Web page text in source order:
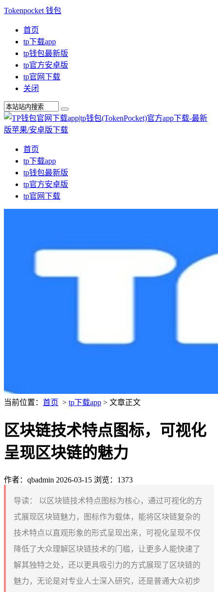
Tokenpocket 钱包
首页
tp下载app
tp钱包最新版
tp官方安卓版
tp官网下载
关闭
首页
tp下载app
tp钱包最新版
tp官方安卓版
tp官网下载
当前位置： 首页 > tp下载app > 文章正文
区块链技术特点图标，可视化
呈现区块链的魅力
作者：qbadmin 2026-03-15 浏览：1373
导读：
以区块链技术特点图标为核心，通过可视化的方
式展现区块链魅力，图标作为载体，能将区块链复杂的
技术特点以直观形象的形式呈现出来，可视化呈现不仅
降低了大众理解区块链技术的门槛，让更多人能快速了
解其独特之处，还以更具吸引力的方式展现了区块链的
魅力，无论是对专业人士深入研究，还是普通大众初步